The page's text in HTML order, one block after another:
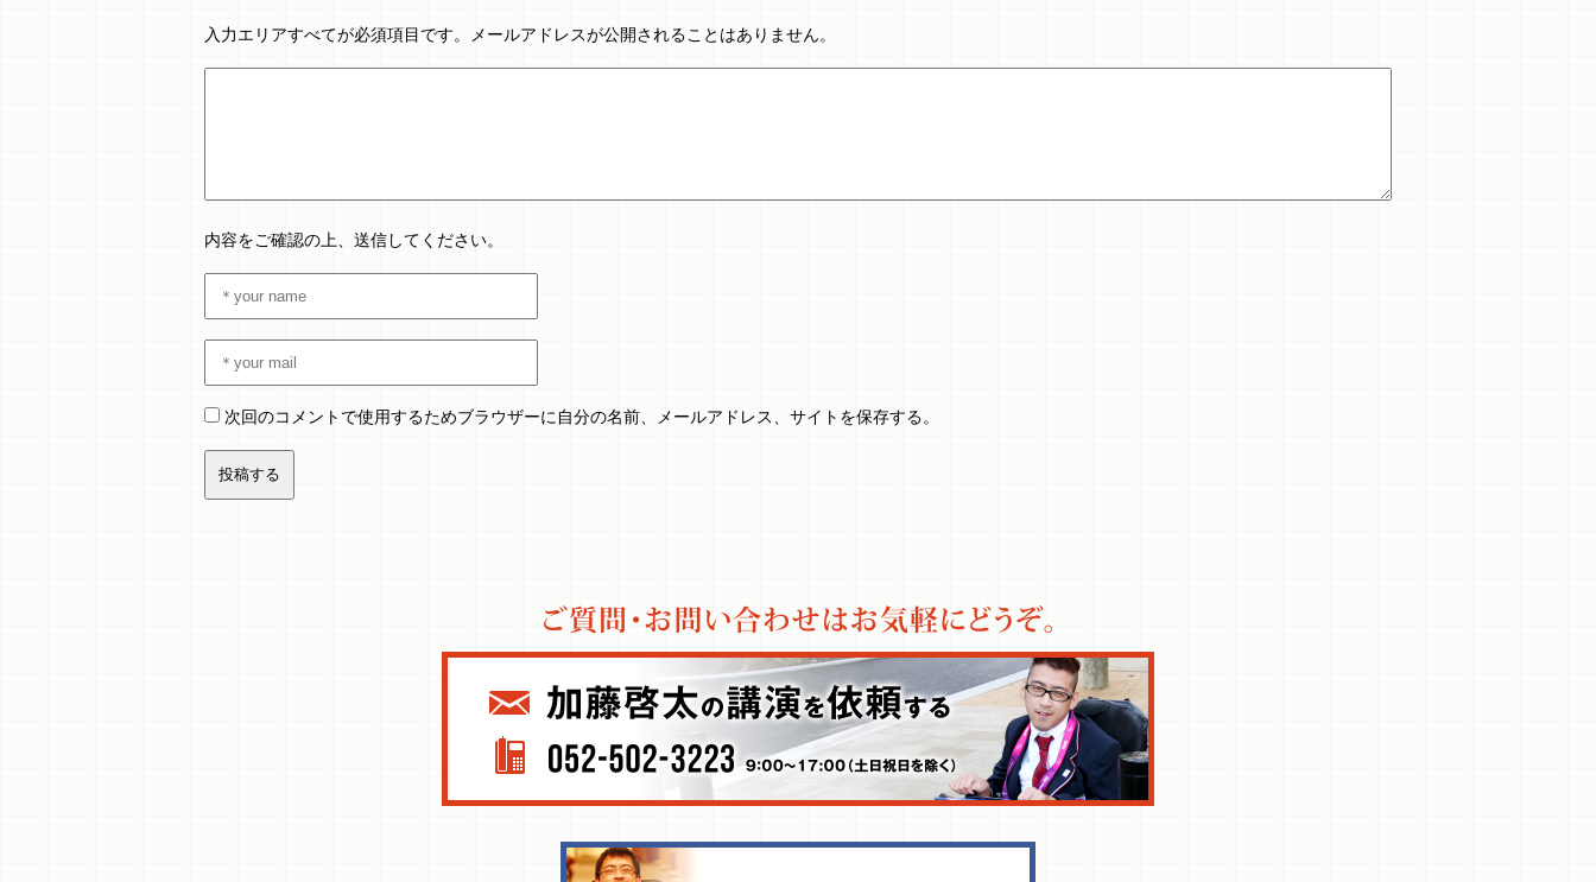
入力エリアすべてが必須項目です。メールアドレスが公開されることはありません。
内容をご確認の上、送信してください。
次回のコメントで使用するためブラウザーに自分の名前、メールアドレス、サイトを保存する。